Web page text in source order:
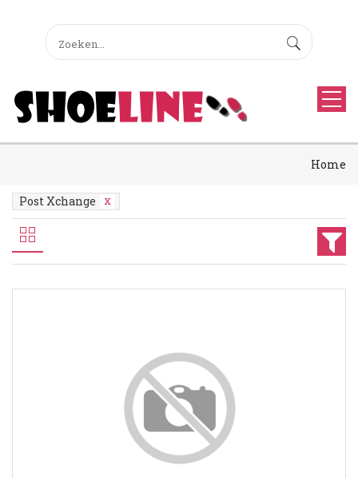
Home
Post Xchange